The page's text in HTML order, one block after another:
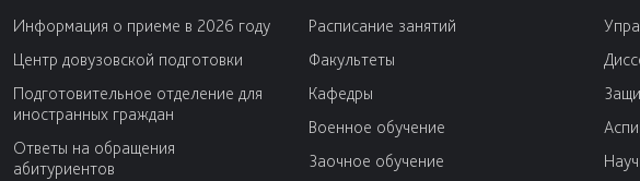
Информация о приеме в 2026 году
Центр довузовской подготовки
Подготовительное отделение для
иностранных граждан
Ответы на обращения
абитуриентов
Расписание занятий
Факультеты
Кафедры
Военное обучение
Заочное обучение